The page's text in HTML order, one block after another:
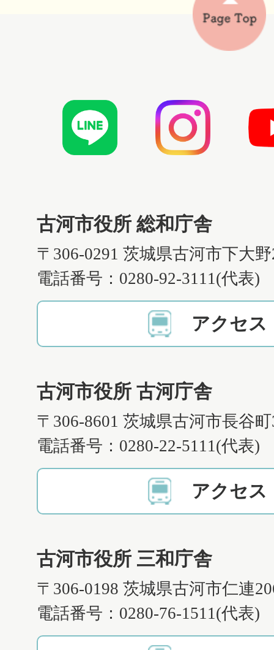
古河市役所 総和庁舎
〒306-0291 茨城県古河市下大
電話番号：0280-92-3111(代表)
アクセス
古河市役所 古河庁舎
〒306-8601 茨城県古河市長谷
電話番号：0280-22-5111(代表)
アクセス
古河市役所 三和庁舎
〒306-0198 茨城県古河市仁連
電話番号：0280-76-1511(代表)